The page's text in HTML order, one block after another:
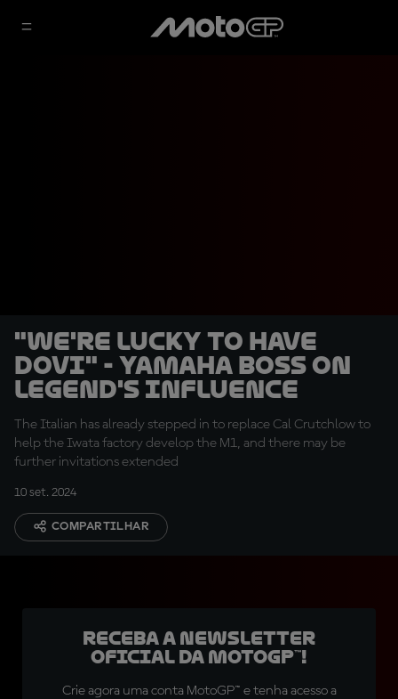
"We're lucky to have
Dovi" - Yamaha boss on
Legend's influence
The Italian has already stepped in to replace Cal Crutchlow to
help the Iwata factory develop the M1, and there may be
further invitations extended
10 set. 2024
COMPARTILHAR
Receba a newsletter
oficial da MotoGP™!
Crie agora uma conta MotoGP™ e tenha acesso a